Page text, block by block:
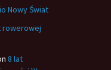
Nowy Świat
rowerowej
8 lat